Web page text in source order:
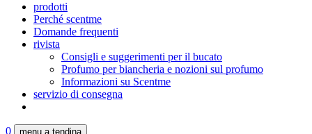
prodotti
Perché scentme
Domande frequenti
rivista
Consigli e suggerimenti per il bucato
Profumo per biancheria e nozioni sul profumo
Informazioni su Scentme
servizio di consegna
0 menu a tendina